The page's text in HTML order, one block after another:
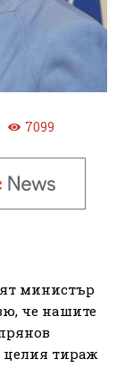
7099
министър
че нашите
целия тираж